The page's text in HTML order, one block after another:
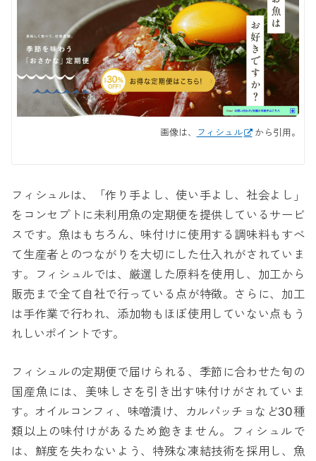
画像は、 フィシュル から引用。
フィシュルは、「作り手よし、使い手よし、社会よし」
をコンセプトに未利用魚の定期便を提供しているサービ
スです。魚はもちろん、味付けに使用する調味料もすべ
て生産者とのつながりを大切にした仕入れがされていま
す。フィシュルでは、厳選した原料を使用し、加工から
販売まで全て自社で行っている点が特徴。さらに、加工
は手作業で行われ、添加物もほぼ使用していない点もう
れしいポイントです。
フィシュルの定期便で届けられる、季節に合わせた旬の
国産魚には、美味しさを引き出す味付けがされていま
す。オイルコンフィ、味噌漬け、カルパッチョなど30種
類以上の味付けがあるため飽きません。フィシュルで
は、鮮度を失わないよう、特殊な凍結技術を採用し、魚